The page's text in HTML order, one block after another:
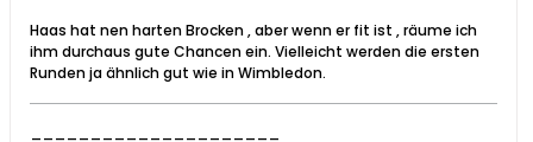
Haas hat nen harten Brocken , aber wenn er fit ist , räume ich
ihm durchaus gute Chancen ein. Vielleicht werden die ersten
Runden ja ähnlich gut wie in Wimbledon.